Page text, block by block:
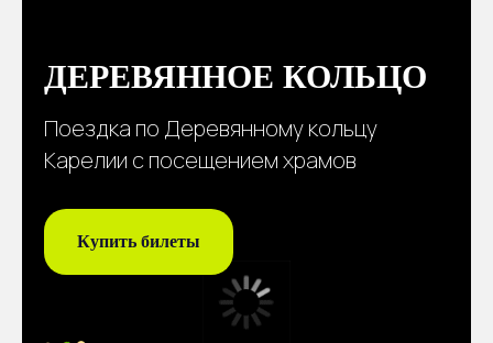
ДЕРЕВЯННОЕ КОЛЬЦО
Поездка по Деревянному кольцу
Карелии с посещением храмов
Купить билеты